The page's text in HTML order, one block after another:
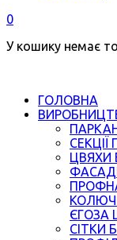
0
У кошику немає
ГОЛОВНА
ЦВЯХИ
ЄГОЗА
СІТКИ